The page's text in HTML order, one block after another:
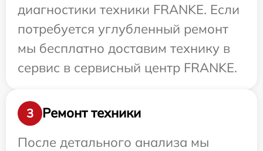
диагностики техники FRANKE. Если
потребуется углубленный ремонт
мы бесплатно доставим технику в
сервис в сервисный центр FRANKE.
3
Ремонт техники
После детального анализа мы